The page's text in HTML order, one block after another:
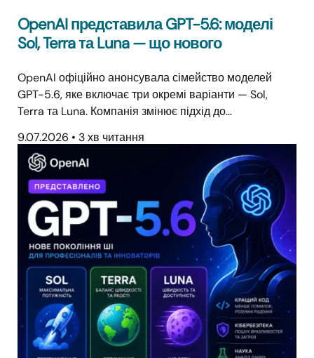
OpenAI представила GPT-5.6: моделі
Sol, Terra та Luna — що нового
OpenAI офіційно анонсувала сімейство моделей
GPT-5.6, яке включає три окремі варіанти — Sol,
Terra та Luna. Компанія змінює підхід до…
9.07.2026 • 3 хв читання